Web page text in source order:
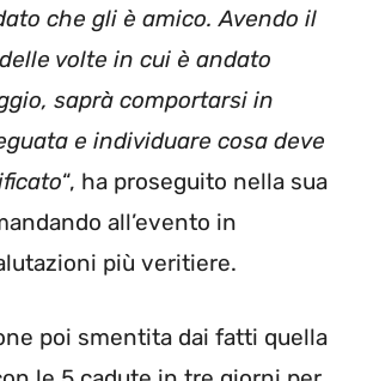
che gli è amico. Avendo il
volte in cui è andato
saprà comportarsi in
e individuare cosa deve
“, ha proseguito nella sua
all’evento in
più veritiere.
poi smentita dai fatti quella